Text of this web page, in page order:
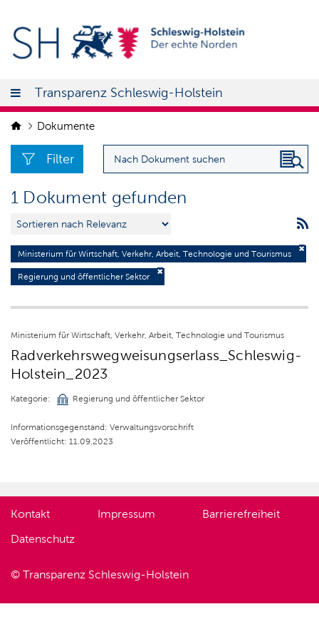
Transparenz Schleswig-Holstein
Dokumente
Filter
1 Dokument gefunden
Ministerium für Wirtschaft, Verkehr, Arbeit, Technologie und Tourismus
Regierung und öffentlicher Sektor
Ministerium für Wirtschaft, Verkehr, Arbeit, Technologie und Tourismus
Radverkehrswegweisungserlass_Schleswig-
Holstein_2023
Kategorie: Regierung und öffentlicher Sektor
Informationsgegenstand: Verwaltungsvorschrift
Veröffentlicht: 11.09.2023
© Transparenz Schleswig-Holstein
Kontakt Impressum Barrierefreiheit
Datenschutz